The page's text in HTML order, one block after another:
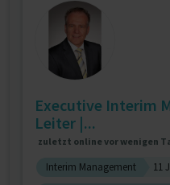
Executive Interim
Leiter |...
zuletzt online vor wenigen
Interim Management
11